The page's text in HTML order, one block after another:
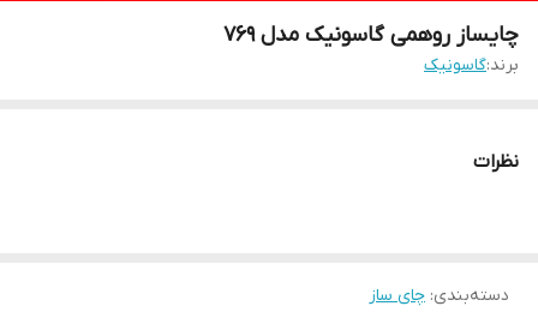
چایساز روهمی گاسونیک مدل ۷۶۹
برند:گاسونیک
نظرات
دسته‌بندی: چای ساز